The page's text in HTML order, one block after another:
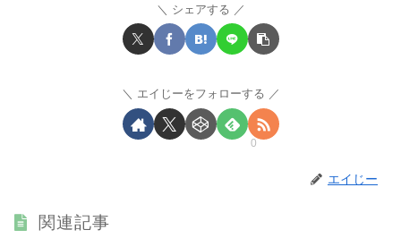
シェアする
エイじーをフォローする
0
エイじー
関連記事